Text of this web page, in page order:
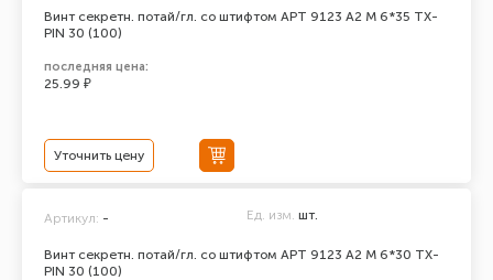
Винт секретн. потай/гл. со штифтом АРТ 9123 А2 M 6*35 TX-
PIN 30 (100)
последняя цена:
25.99 ₽
Уточнить цену
Винт секретн. потай/гл. со штифтом АРТ 9123 А2 M 6*30 TX-
PIN 30 (100)
Артикул: - Ед. изм. шт.